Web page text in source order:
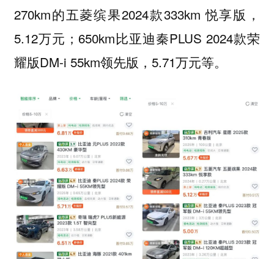
270km的五菱缤果2024款333km 悦享版，
5.12万元；650km比亚迪秦PLUS 2024款荣
耀版DM-i 55km领先版，5.71万元等。